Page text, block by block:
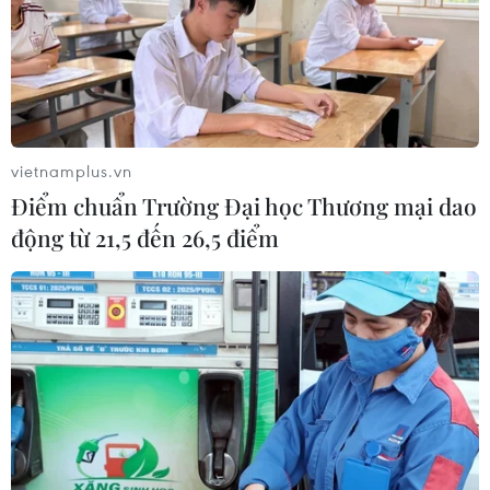
vật quý giá, gồm hai phần chính: “Nhà báo Nguyễn Ái
Quốc-Hồ Chí Minh” và “Chủ tịch Hồ Chí Minh - Người
sáng lập và rèn luyện báo chí cách mạng Việt Nam.”
vietnamplus.vn
Điểm chuẩn Trường Đại học Thương mại dao
động từ 21,5 đến 26,5 điểm